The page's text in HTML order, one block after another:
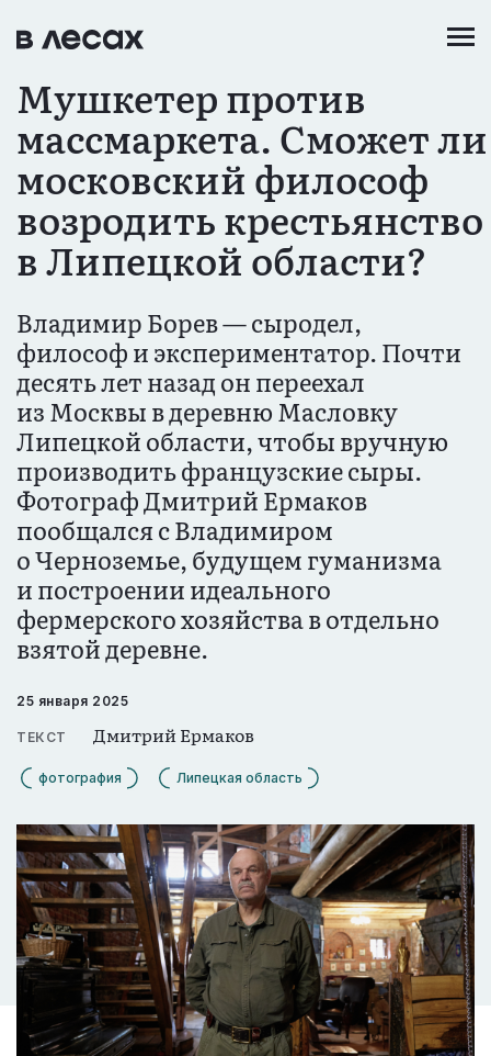
содержанию
Мушкетер против
массмаркета. Сможет ли
московский философ
возродить крестьянство
в Липецкой области?
Владимир Борев — сыродел,
философ и экспериментатор. Почти
десять лет назад он переехал
из Москвы в деревню Масловку
Липецкой области, чтобы вручную
производить французские сыры.
Фотограф Дмитрий Ермаков
пообщался с Владимиром
о Черноземье, будущем гуманизма
и построении идеального
фермерского хозяйства в отдельно
взятой деревне.
25 января 2025
ТЕКСТ Дмитрий Ермаков
фотография Липецкая область